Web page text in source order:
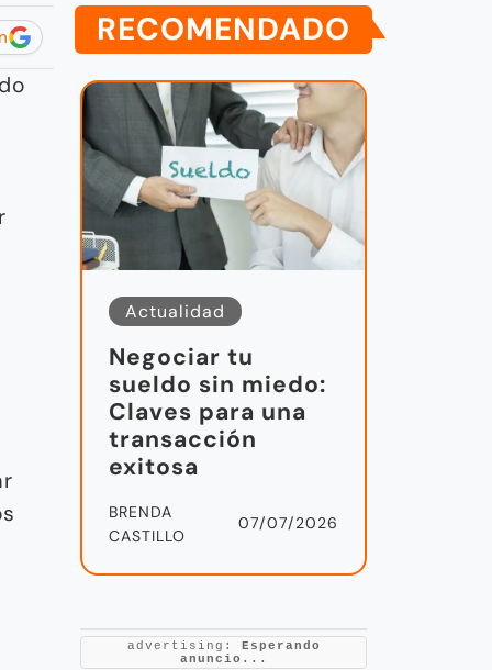
RECOMENDADO
Actualidad
Negociar tu
sueldo sin miedo:
Claves para una
transacción
exitosa
BRENDA
CASTILLO
07/07/2026
advertising:
Esperando
anuncio...